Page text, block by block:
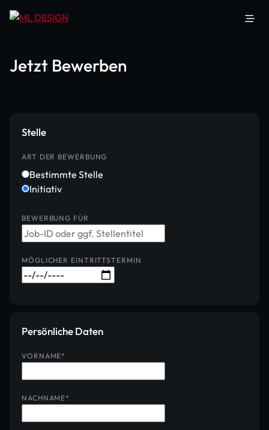
Jetzt Bewerben
Stelle
ART DER BEWERBUNG
Bestimmte Stelle
Initiativ
BEWERBUNG FÜR
MÖGLICHER EINTRITTSTERMIN
Persönliche Daten
VORNAME*
NACHNAME*